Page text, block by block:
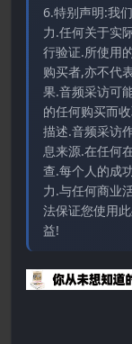
6.特别声明:我
力.任何关于实
行验证.所使用
购买者,亦不代
果.音频采访可
的任何购买而
描述.音频采访
息来源.在任何
查.每个人的成
力.与任何商业
法保证您使用
益!